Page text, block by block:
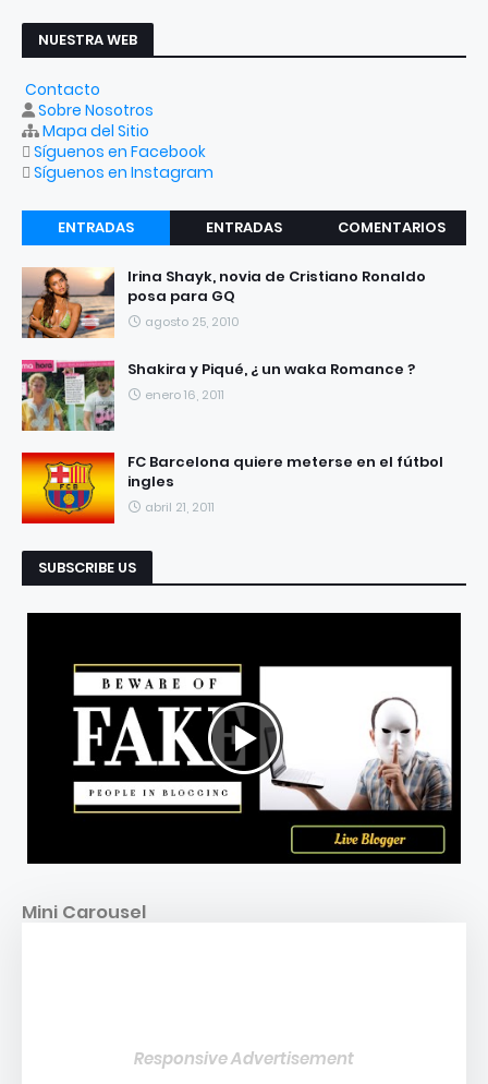
NUESTRA WEB
Contacto
Sobre Nosotros
Mapa del Sitio
Síguenos en Facebook
Síguenos en Instagram
ENTRADAS
RECIENTES
ENTRADAS
COMENTARIOS
Irina Shayk, novia de Cristiano Ronaldo
posa para GQ
agosto 25, 2010
Shakira y Piqué, ¿ un waka Romance ?
enero 16, 2011
FC Barcelona quiere meterse en el fútbol
ingles
abril 21, 2011
SUBSCRIBE US
Mini Carousel
Responsive Advertisement